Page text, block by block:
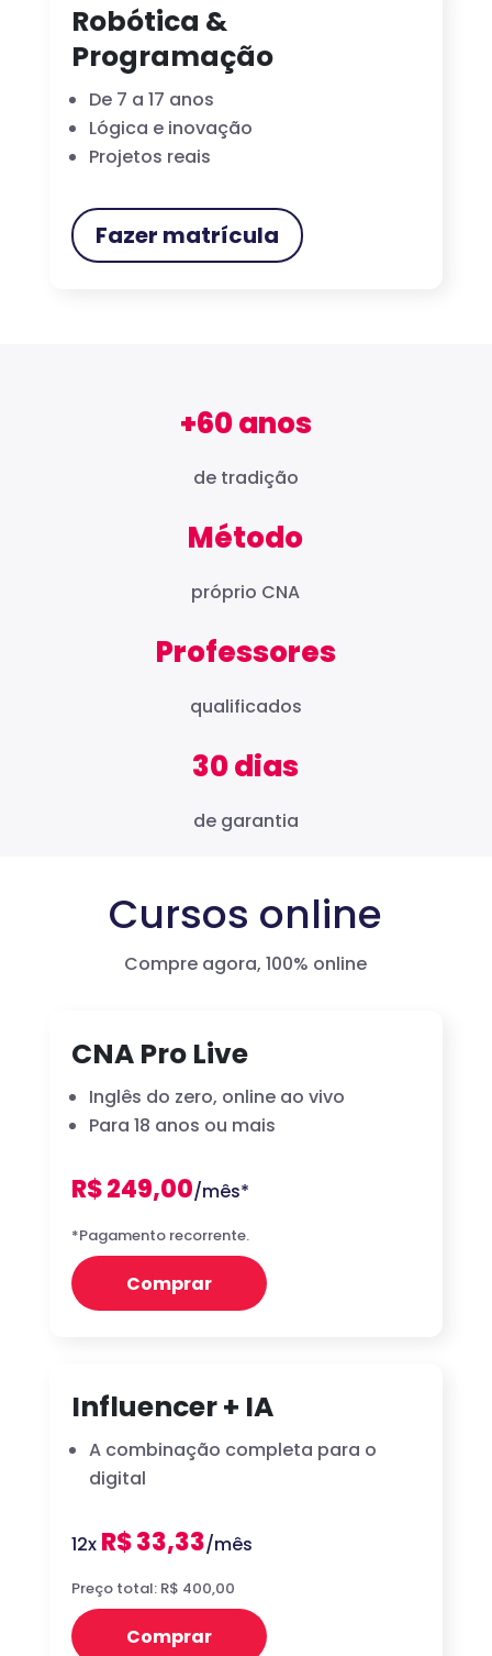
Robótica &
Programação
De 7 a 17 anos
Lógica e inovação
Projetos reais
Fazer matrícula
+60 anos
de tradição
Método
próprio CNA
Professores
qualificados
30 dias
de garantia
Cursos online
Compre agora, 100% online
CNA Pro Live
Inglês do zero, online ao vivo
Para 18 anos ou mais
R$ 249,00/mês*
*Pagamento recorrente.
Comprar
Influencer + IA
A combinação completa para o
digital
12x R$ 33,33/mês
Preço total: R$ 400,00
Comprar